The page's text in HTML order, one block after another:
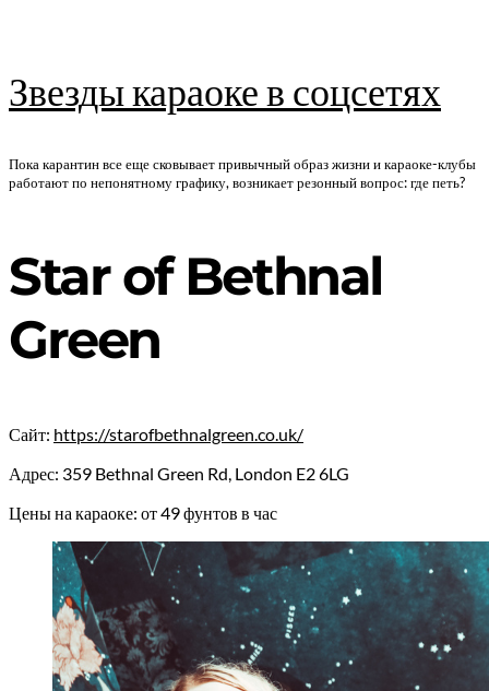
Звезды караоке в соцсетях
Пока карантин все еще сковывает привычный образ жизни и караоке-клубы
работают по непонятному графику, возникает резонный вопрос: где петь?
Star of Bethnal
Green
Сайт: https://starofbethnalgreen.co.uk/
Адрес: 359 Bethnal Green Rd, London E2 6LG
Цены на караоке: от 49 фунтов в час